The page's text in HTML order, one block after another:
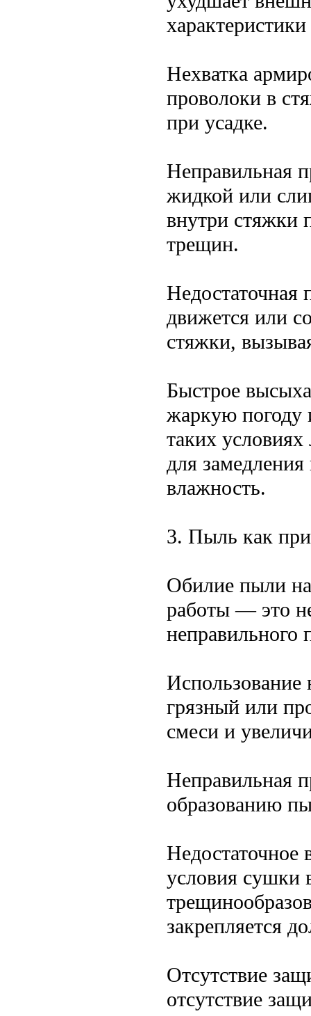
Нехватка
проволоки в
при усадке.
Неправильная
жидкой или
внутри стяжки
трещин.
Недостаточная
движется или
стяжки,
Быстрое
жаркую погоду
таких
для
влажность.
3. Пыль как
Обилие пыли на
работы — это
неправильного
Использование
грязный или
смеси и
Неправильная
образованию
условия сушки
закрепляется
Отсутствие
отсутствие